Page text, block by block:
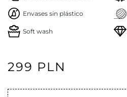
Envases sin plástico
Soft wash
299 PLN